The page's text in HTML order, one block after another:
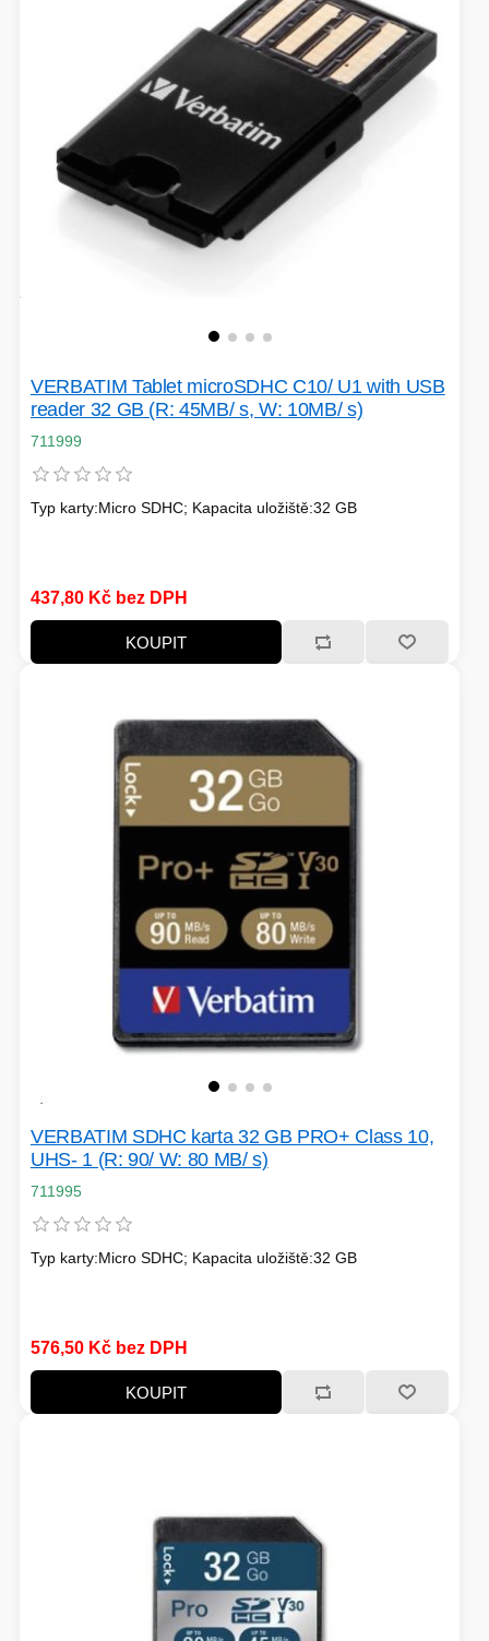
ŽÁROVKY
ALARMY A SETY
VOLNÝ ČAS
PŘÍSTUPOVÝ SYSTÉM
PÉČE O TĚLO
PRAČKY
PŘÍSLUŠENSTVÍ
VERBATIM Tablet microSDHC C10/ U1 with USB
reader 32 GB (R: 45MB/ s, W: 10MB/ s)
711999
Typ karty:Micro SDHC; Kapacita uložiště:32 GB
437,80 Kč bez DPH
KOUPIT
VERBATIM SDHC karta 32 GB PRO+ Class 10,
UHS- 1 (R: 90/ W: 80 MB/ s)
711995
Typ karty:Micro SDHC; Kapacita uložiště:32 GB
576,50 Kč bez DPH
KOUPIT